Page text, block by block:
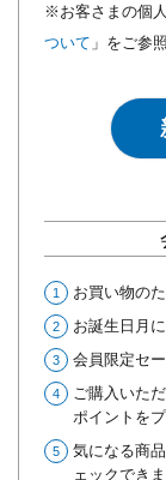
※お客さまの個
ついて 」をご参
お買い物の
お誕生日月
会員限定セ
ご購入いた
ポイントを
気になる商
ェックできま